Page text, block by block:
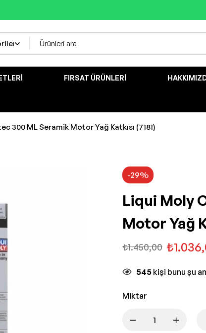
FIRSAT ÜRÜNLERI
300 ML Seramik Motor Yağ Katkısı (7181)
-29%
Liqui Moly
Motor Yağ
₺1.450,00 ₺
545 kişi bunu şu
Miktar